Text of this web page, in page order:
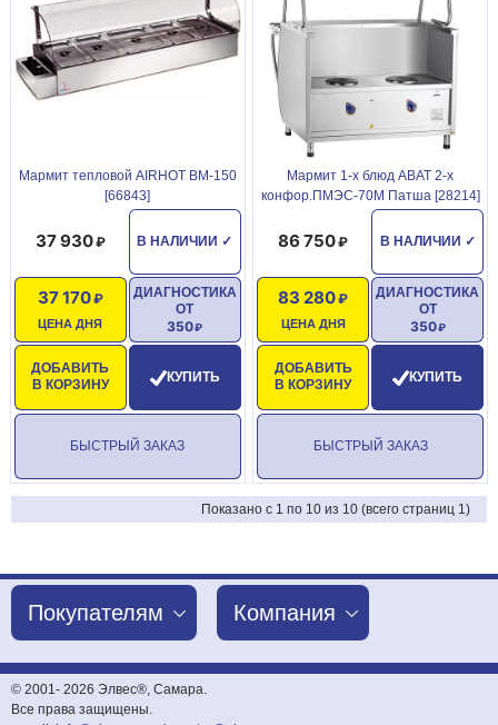
Мармит тепловой AIRHOT BM-150
[66843]
В НАЛИЧИИ ✓
37 930
ЦЕНА ДНЯ
37 170
ДОБАВИТЬ
В КОРЗИНУ
ДИАГНОСТИКА
ОТ
350
КУПИТЬ
БЫСТРЫЙ ЗАКАЗ
Мармит 1-х блюд ABAT 2-х
конфор.ПМЭС-70М Патша [28214]
В НАЛИЧИИ ✓
86 750
ЦЕНА ДНЯ
83 280
ДОБАВИТЬ
В КОРЗИНУ
ДИАГНОСТИКА
ОТ
350
КУПИТЬ
БЫСТРЫЙ ЗАКАЗ
Показано с 1 по 10 из 10 (всего страниц 1)
Покупателям Компания
© 2001- 2026 Элвес®, Самара.
Все права защищены.